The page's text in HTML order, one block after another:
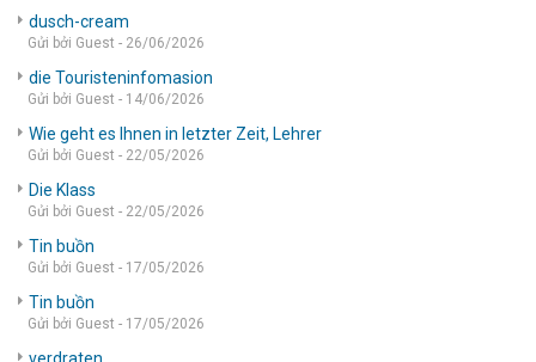
dusch-cream
Gửi bởi Guest - 26/06/2026
die Touristeninfomasion
Gửi bởi Guest - 14/06/2026
Wie geht es Ihnen in letzter Zeit, Lehrer
Gửi bởi Guest - 22/05/2026
Die Klass
Gửi bởi Guest - 22/05/2026
Tin buồn
Gửi bởi Guest - 17/05/2026
Tin buồn
Gửi bởi Guest - 17/05/2026